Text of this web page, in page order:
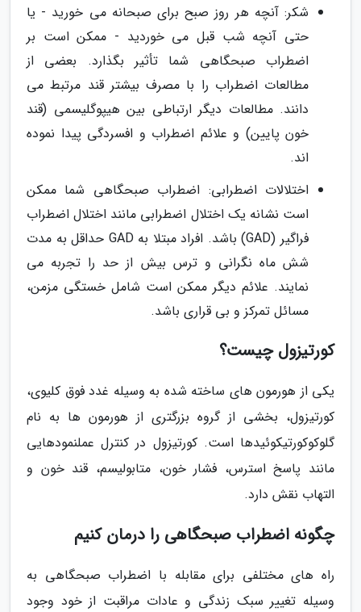
شکر: آنچه هر روز صبح برای صبحانه می خورید - یا
حتی آنچه شب قبل می خوردید - ممکن است بر
اضطراب صبحگاهی شما تأثیر بگذارد. بعضی از
مطالعات اضطراب را با مصرف بیشتر قند مرتبط می
دانند. مطالعات دیگر ارتباطی بین هیپوگلیسمی (قند
خون پایین) و علائم اضطراب و افسردگی پیدا نموده
اند.
اختلالات اضطرابی: اضطراب صبحگاهی شما ممکن
است نشانه یک اختلال اضطرابی مانند اختلال اضطراب
فراگیر (GAD) باشد. افراد مبتلا به GAD حداقل به مدت
شش ماه نگرانی و ترس بیش از حد را تجربه می
نمایند. علائم دیگر ممکن است شامل خستگی مزمن،
مسائل تمرکز و بی قراری باشد.
کورتیزول چیست؟
یکی از هورمون های ساخته شده به وسیله غدد فوق کلیوی،
کورتیزول، بخشی از گروه بزرگتری از هورمون ها به نام
گلوکوکورتیکوئیدها است. کورتیزول در کنترل عملنمودهایی
مانند پاسخ استرس، فشار خون، متابولیسم، قند خون و
التهاب نقش دارد.
چگونه اضطراب صبحگاهی را درمان کنیم
راه های مختلفی برای مقابله با اضطراب صبحگاهی به
وسیله تغییر سبک زندگی و عادات مراقبت از خود وجود